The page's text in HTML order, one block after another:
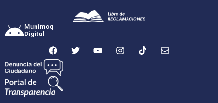
Munimoq
Digital